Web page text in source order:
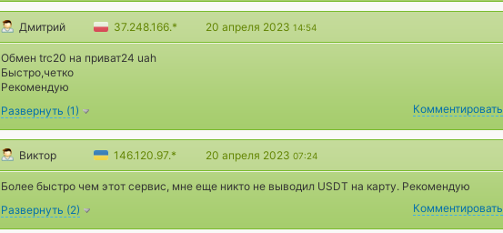
Дмитрий 37.248.166.* 20 апреля 2023 14:54
Обмен trc20 на приват24 uah
Быстро,четко
Рекомендую
Развернуть (1) Комментировать
Виктор 146.120.97.* 20 апреля 2023 07:24
Более быстро чем этот сервис, мне еще никто не выводил USDT на карту. Рекомендую
Развернуть (2) Комментировать